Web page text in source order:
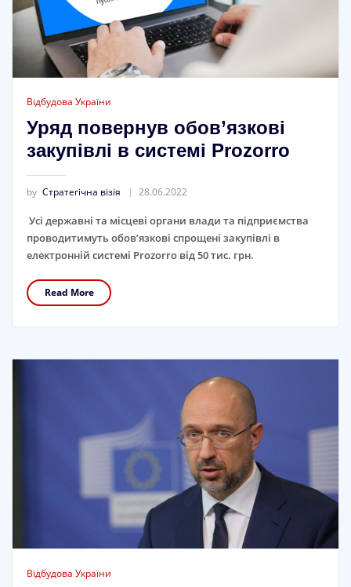
Відбудова України
Уряд повернув обов’язкові
закупівлі в системі Prozorro
by Стратегічна візія 28.06.2022
Усі державні та місцеві органи влади та підприємства
проводитимуть обов’язкові спрощені закупівлі в
електронній системі Prozorro від 50 тис. грн.
Read More
Відбудова України